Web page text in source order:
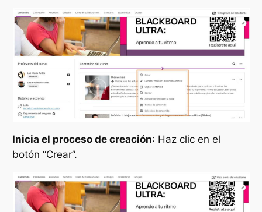
Inicia el proceso de creación: Haz clic en el
botón “Crear”.